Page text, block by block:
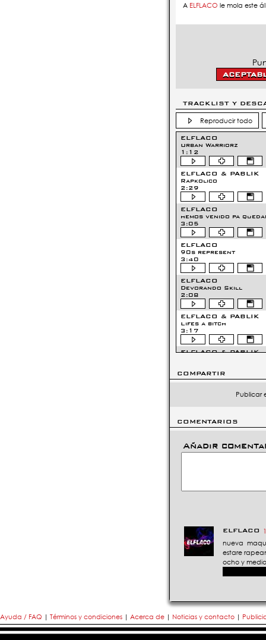
A ELFLACO le mola este
TRACKLIST Y
Reproducir todo
ELFLACO
Urban Warriorz
1:12
ELFLACO & PABLIK
Rapkolico
2:29
ELFLACO
hemos venido pa
3:05
ELFLACO
90s represent
3:40
ELFLACO
Devorando Skill
2:08
ELFLACO & PABLIK
Lifes a bitch
3:17
ELFLACO & PABLIK
COMPARTIR
Publicar
COMENTARIOS
Añadir
ELFLACO
nueva
estare
ocho y
Ayuda / FAQ | Términos y condiciones | Acerca de | Noticias y contacto |